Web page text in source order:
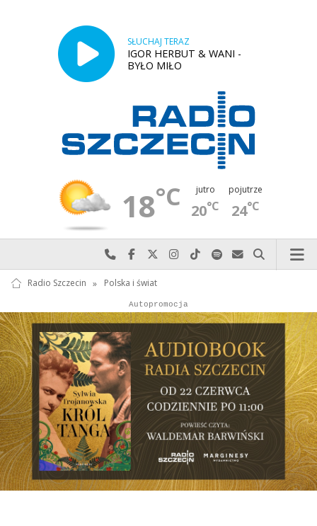
SŁUCHAJ TERAZ
IGOR HERBUT & WANI -
BYŁO MIŁO
18°C jutro
20°C
pojutrze
24°C
Najlepiej po prostu do nas zadzwoń
Odwiedź nas na Facebook-u
Odwiedź nas na X
Odwiedź nas na Instagram-ie
Odwiedź nas na TikTok-u
Szukaj nas na Spotify
Wyślij do nas
Szukaj
Radio Szczecin » Polska i świat
Reklama
Autopromocja